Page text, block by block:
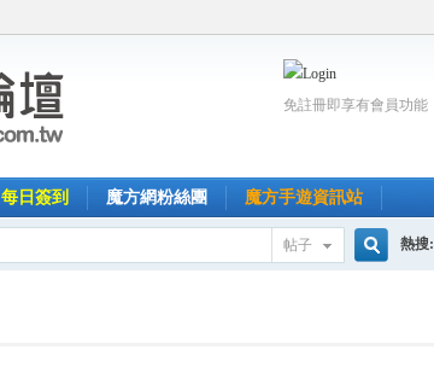
免註冊即享有會員功能
每日簽到 魔方網粉絲團 魔方手遊資訊站
帖子 熱搜: